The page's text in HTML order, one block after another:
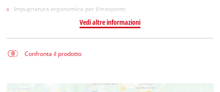
Impugnatura ergonomica per il trasporto
Vedi altre informazioni
Confronta il prodotto